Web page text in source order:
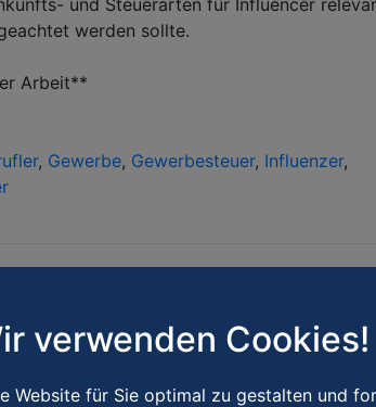
werden sollte.
Arbeit**
, Gewerbe, Gewerbesteuer, Influenzer,
verwenden Cookies!
Website für Sie optimal zu gestalten und